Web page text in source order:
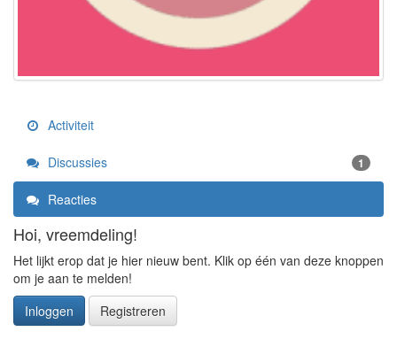
Activiteit
Discussies 1
Reacties
Hoi, vreemdeling!
Het lijkt erop dat je hier nieuw bent. Klik op één van deze knoppen
om je aan te melden!
Inloggen
Registreren